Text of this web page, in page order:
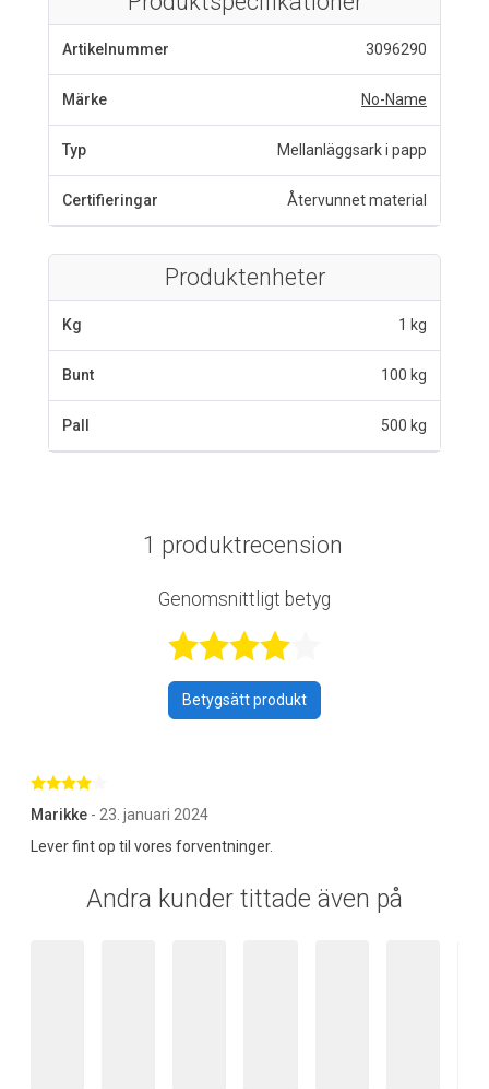
Artikelnummer 3096290
Märke No-Name
Typ Mellanläggsark i papp
Certifieringar Återvunnet material
Produktenheter
Kg 1 kg
Bunt 100 kg
Pall 500 kg
1 produktrecension
Genomsnittligt betyg
Betygsätt produkt
Marikke - 23. januari 2024
Lever fint op til vores forventninger.
Andra kunder tittade även på